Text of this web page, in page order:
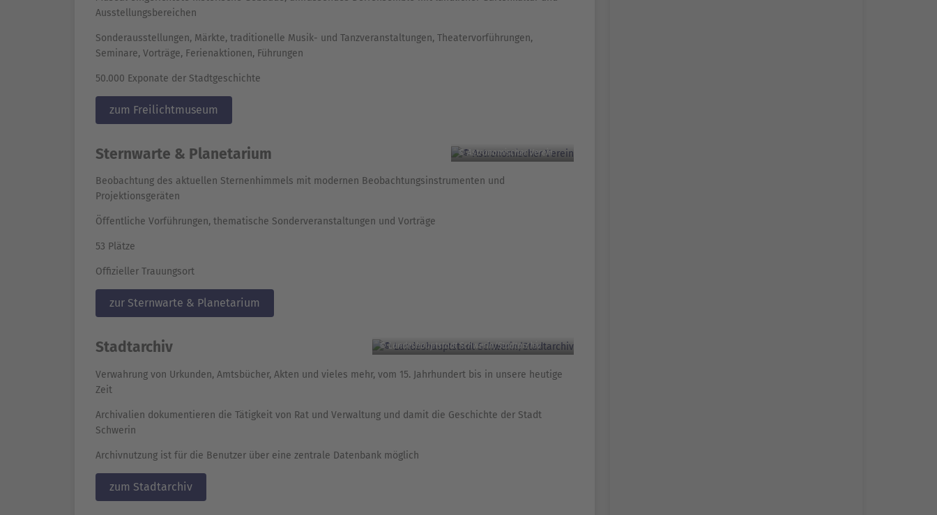
Ausstellungsbereichen
Sonderausstellungen, Märkte, traditionelle Musik- und Tanzveranstaltungen, Theatervorführungen,
Seminare, Vorträge, Ferienaktionen, Führungen
50.000 Exponate der Stadtgeschichte
zum Freilichtmuseum
© Astronomischer Verein
Sternwarte & Planetarium
Beobachtung des aktuellen Sternenhimmels mit modernen Beobachtungsinstrumenten und
Projektionsgeräten
Öffentliche Vorführungen, thematische Sonderveranstaltungen und Vorträge
53 Plätze
Offizieller Trauungsort
zur Sternwarte & Planetarium
© Landeshauptstadt Schwerin/Stadtarchiv
Stadtarchiv
Verwahrung von Urkunden, Amtsbücher, Akten und vieles mehr, vom 15. Jahrhundert bis in unsere heutige
Zeit
Archivalien dokumentieren die Tätigkeit von Rat und Verwaltung und damit die Geschichte der Stadt
Schwerin
Archivnutzung ist für die Benutzer über eine zentrale Datenbank möglich
zum Stadtarchiv